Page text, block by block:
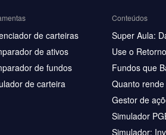
de carteiras
de ativos
de fundos
de carteira
Conteúdos
Super Aula:
Use o
Fundos que
Quanto
Gestor de
Simulador
Simulador: